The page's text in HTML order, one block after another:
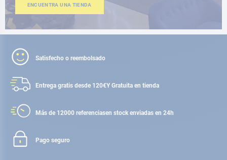
ENCUENTRA UNA TIENDA
Satisfecho o reembolsado
Entrega gratis desde 120€Y Gratuita en tienda
Más de 12000 referenciasen stock enviadas en 24h
Pago seguro